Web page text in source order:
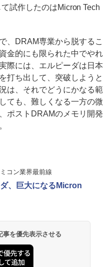
試作したのはMicron Tech
、DRAM専業から脱するこ
金的にも限られた中でやれ
際には、エルピーダは日本
打ち出して、突破しようと
は、それでどうにかなる範
ても、難しくなる一方の微
ポストDRAMのメモリ開発
コン業界最前線
、巨大になるMicron
を優先表示させる